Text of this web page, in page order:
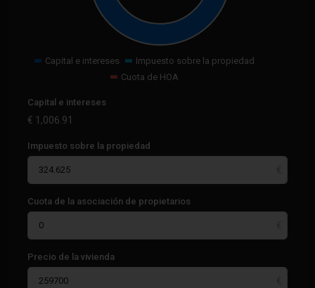
Capital e intereses
Impuesto sobre la propiedad
Cuota de HOA
Capital e intereses
€ 1,006.91
Impuesto sobre la propiedad
Cuota de la asociación de propietarios
Precio de la vivienda